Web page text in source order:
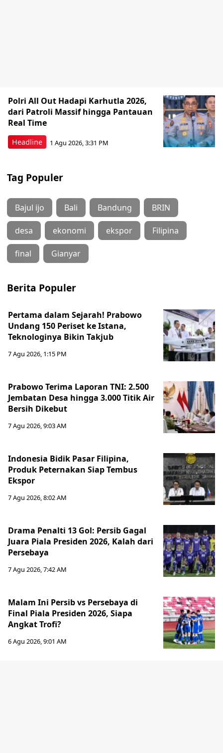
Headline
Polri All Out Hadapi Karhutla 2026,
dari Patroli Massif hingga Pantauan
Real Time
1 Agu 2026, 3:31 PM
Tag Populer
Bajul ijo Bali Bandung BRIN
desa ekonomi ekspor Filipina
final Gianyar
Berita Populer
Pertama dalam Sejarah! Prabowo
Undang 150 Periset ke Istana,
Teknologinya Bikin Takjub
7 Agu 2026, 1:15 PM
Prabowo Terima Laporan TNI: 2.500
Jembatan Desa hingga 3.000 Titik Air
Bersih Dikebut
7 Agu 2026, 9:03 AM
Indonesia Bidik Pasar Filipina,
Produk Peternakan Siap Tembus
Ekspor
7 Agu 2026, 8:02 AM
Drama Penalti 13 Gol: Persib Gagal
Juara Piala Presiden 2026, Kalah dari
Persebaya
7 Agu 2026, 7:42 AM
Malam Ini Persib vs Persebaya di
Final Piala Presiden 2026, Siapa
Angkat Trofi?
6 Agu 2026, 9:01 AM